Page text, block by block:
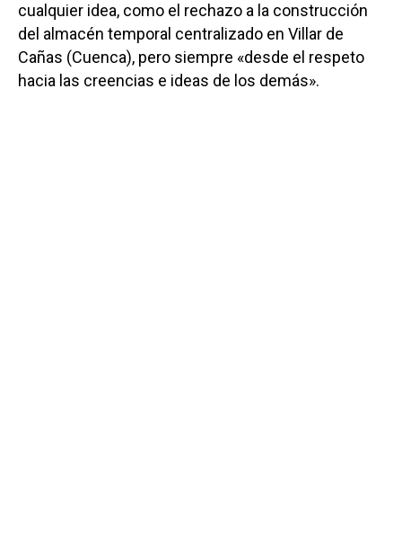
cualquier idea, como el rechazo a la construcción
del almacén temporal centralizado en Villar de
Cañas (Cuenca), pero siempre «desde el respeto
hacia las creencias e ideas de los demás».